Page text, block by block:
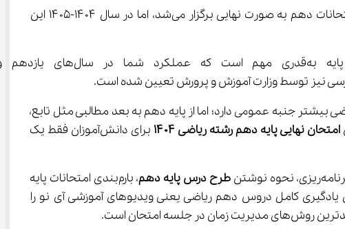
یکی از مهم‌ترین مراحل تحصیلی دانش‌آموزان رشته ریاضی است؛ تا سال ۱۴۰۳ – ۱۴۰۴ امتحانات دهم به صورت نهایی برگزار می‌شد، اما در سال ۱۴۰۴-۱۴۰۵ این
اگرچه نمرات دروس شما در پایه دهم در کنکور تأثیر
درسی تخصصی رشته ریاضی می‌شود. تا قبل از آن، درس ریاضی بیشتر جنبه عمومی دارد؛ اما از پایه دهم به بعد مطالبی مثل تابع،
امتحان نهایی پایه دهم رشته ریاضی ۱۴۰۴
برای دانش‌آموزان فقط یک
طرح درس پایه دهم
، بارم‌بندی امتحانات پایه
برای یادگیری کامل دروس دهم ریاضی یعنی ویدیوهای آموزشی آی نو را